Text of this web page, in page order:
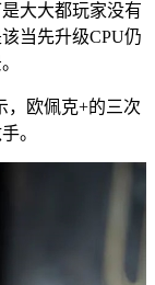
大大都玩家没有
当先升级CPU仍
欧佩克+的三次
。